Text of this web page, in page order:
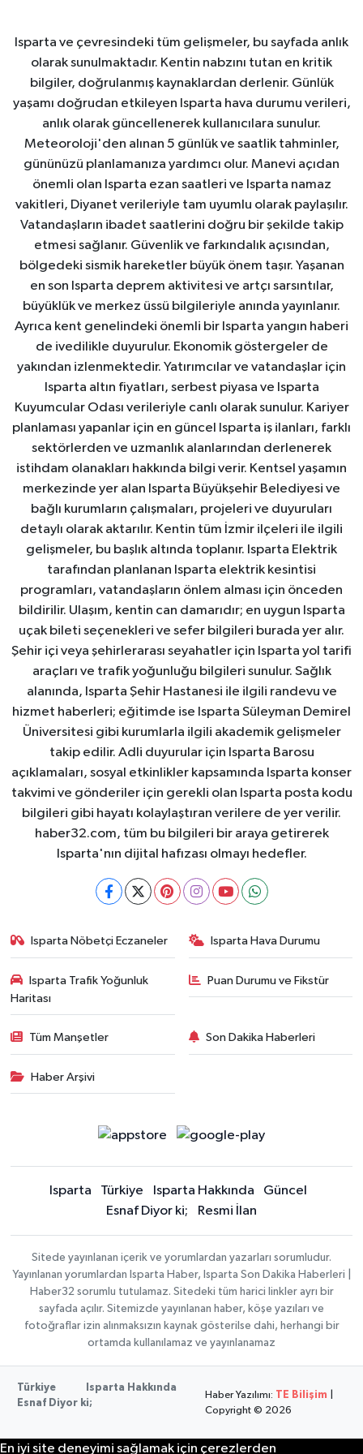
Isparta ve çevresindeki tüm gelişmeler, bu sayfada anlık
olarak sunulmaktadır. Kentin nabzını tutan en kritik
bilgiler, doğrulanmış kaynaklardan derlenir. Günlük
yaşamı doğrudan etkileyen Isparta hava durumu verileri,
anlık olarak güncellenerek kullanıcılara sunulur.
Meteoroloji'den alınan 5 günlük ve saatlik tahminler,
gününüzü planlamanıza yardımcı olur. Manevi açıdan
önemli olan Isparta ezan saatleri ve Isparta namaz
vakitleri, Diyanet verileriyle tam uyumlu olarak paylaşılır.
Vatandaşların ibadet saatlerini doğru bir şekilde takip
etmesi sağlanır. Güvenlik ve farkındalık açısından,
bölgedeki sismik hareketler büyük önem taşır. Yaşanan
en son Isparta deprem aktivitesi ve artçı sarsıntılar,
büyüklük ve merkez üssü bilgileriyle anında yayınlanır.
Ayrıca kent genelindeki önemli bir Isparta yangın haberi
de ivedilikle duyurulur. Ekonomik göstergeler de
yakından izlenmektedir. Yatırımcılar ve vatandaşlar için
Isparta altın fiyatları, serbest piyasa ve Isparta
Kuyumcular Odası verileriyle canlı olarak sunulur. Kariyer
planlaması yapanlar için en güncel Isparta iş ilanları, farklı
sektörlerden ve uzmanlık alanlarından derlenerek
istihdam olanakları hakkında bilgi verir. Kentsel yaşamın
merkezinde yer alan Isparta Büyükşehir Belediyesi ve
bağlı kurumların çalışmaları, projeleri ve duyuruları
detaylı olarak aktarılır. Kentin tüm İzmir ilçeleri ile ilgili
gelişmeler, bu başlık altında toplanır. Isparta Elektrik
tarafından planlanan Isparta elektrik kesintisi
programları, vatandaşların önlem alması için önceden
bildirilir. Ulaşım, kentin can damarıdır; en uygun Isparta
uçak bileti seçenekleri ve sefer bilgileri burada yer alır.
Şehir içi veya şehirlerarası seyahatler için Isparta yol tarifi
araçları ve trafik yoğunluğu bilgileri sunulur. Sağlık
alanında, Isparta Şehir Hastanesi ile ilgili randevu ve
hizmet haberleri; eğitimde ise Isparta Süleyman Demirel
Üniversitesi gibi kurumlarla ilgili akademik gelişmeler
takip edilir. Adli duyurular için Isparta Barosu
açıklamaları, sosyal etkinlikler kapsamında Isparta konser
takvimi ve gönderiler için gerekli olan Isparta posta kodu
bilgileri gibi hayatı kolaylaştıran verilere de yer verilir.
haber32.com, tüm bu bilgileri bir araya getirerek
Isparta'nın dijital hafızası olmayı hedefler.
Isparta Nöbetçi Eczaneler Isparta Hava Durumu
Isparta Trafik Yoğunluk
Haritası
Puan Durumu ve Fikstür
Tüm Manşetler Son Dakika Haberleri
Haber Arşivi
Isparta Türkiye Isparta Hakkında
Güncel
Esnaf Diyor ki;
Resmi İlan
Sitede yayınlanan içerik ve yorumlardan yazarları sorumludur.
Yayınlanan yorumlardan Isparta Haber, Isparta Son Dakika Haberleri |
Haber32 sorumlu tutulamaz. Sitedeki tüm harici linkler ayrı bir
sayfada açılır. Sitemizde yayınlanan haber, köşe yazıları ve
fotoğraflar izin alınmaksızın kaynak gösterilse dahi, herhangi bir
ortamda kullanılamaz ve yayınlanamaz
Türkiye
Isparta Hakkında
Esnaf Diyor ki;
Haber Yazılımı: TE Bilişim
Copyright © 2026
En iyi site deneyimi sağlamak için çerezlerden